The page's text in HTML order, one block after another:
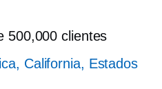
500,000 clientes
California, Estados